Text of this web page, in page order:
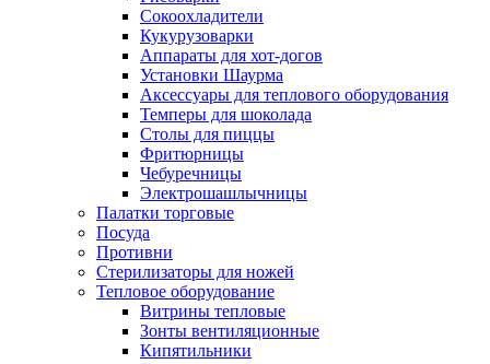
Сокоохладители
Кукурузоварки
Аппараты для хот-догов
Установки Шаурма
Аксессуары для теплового оборудования
Темперы для шоколада
Столы для пиццы
Фритюрницы
Чебуречницы
Электрошашлычницы
Палатки торговые
Посуда
Противни
Стерилизаторы для ножей
Тепловое оборудование
Витрины тепловые
Зонты вентиляционные
Кипятильники